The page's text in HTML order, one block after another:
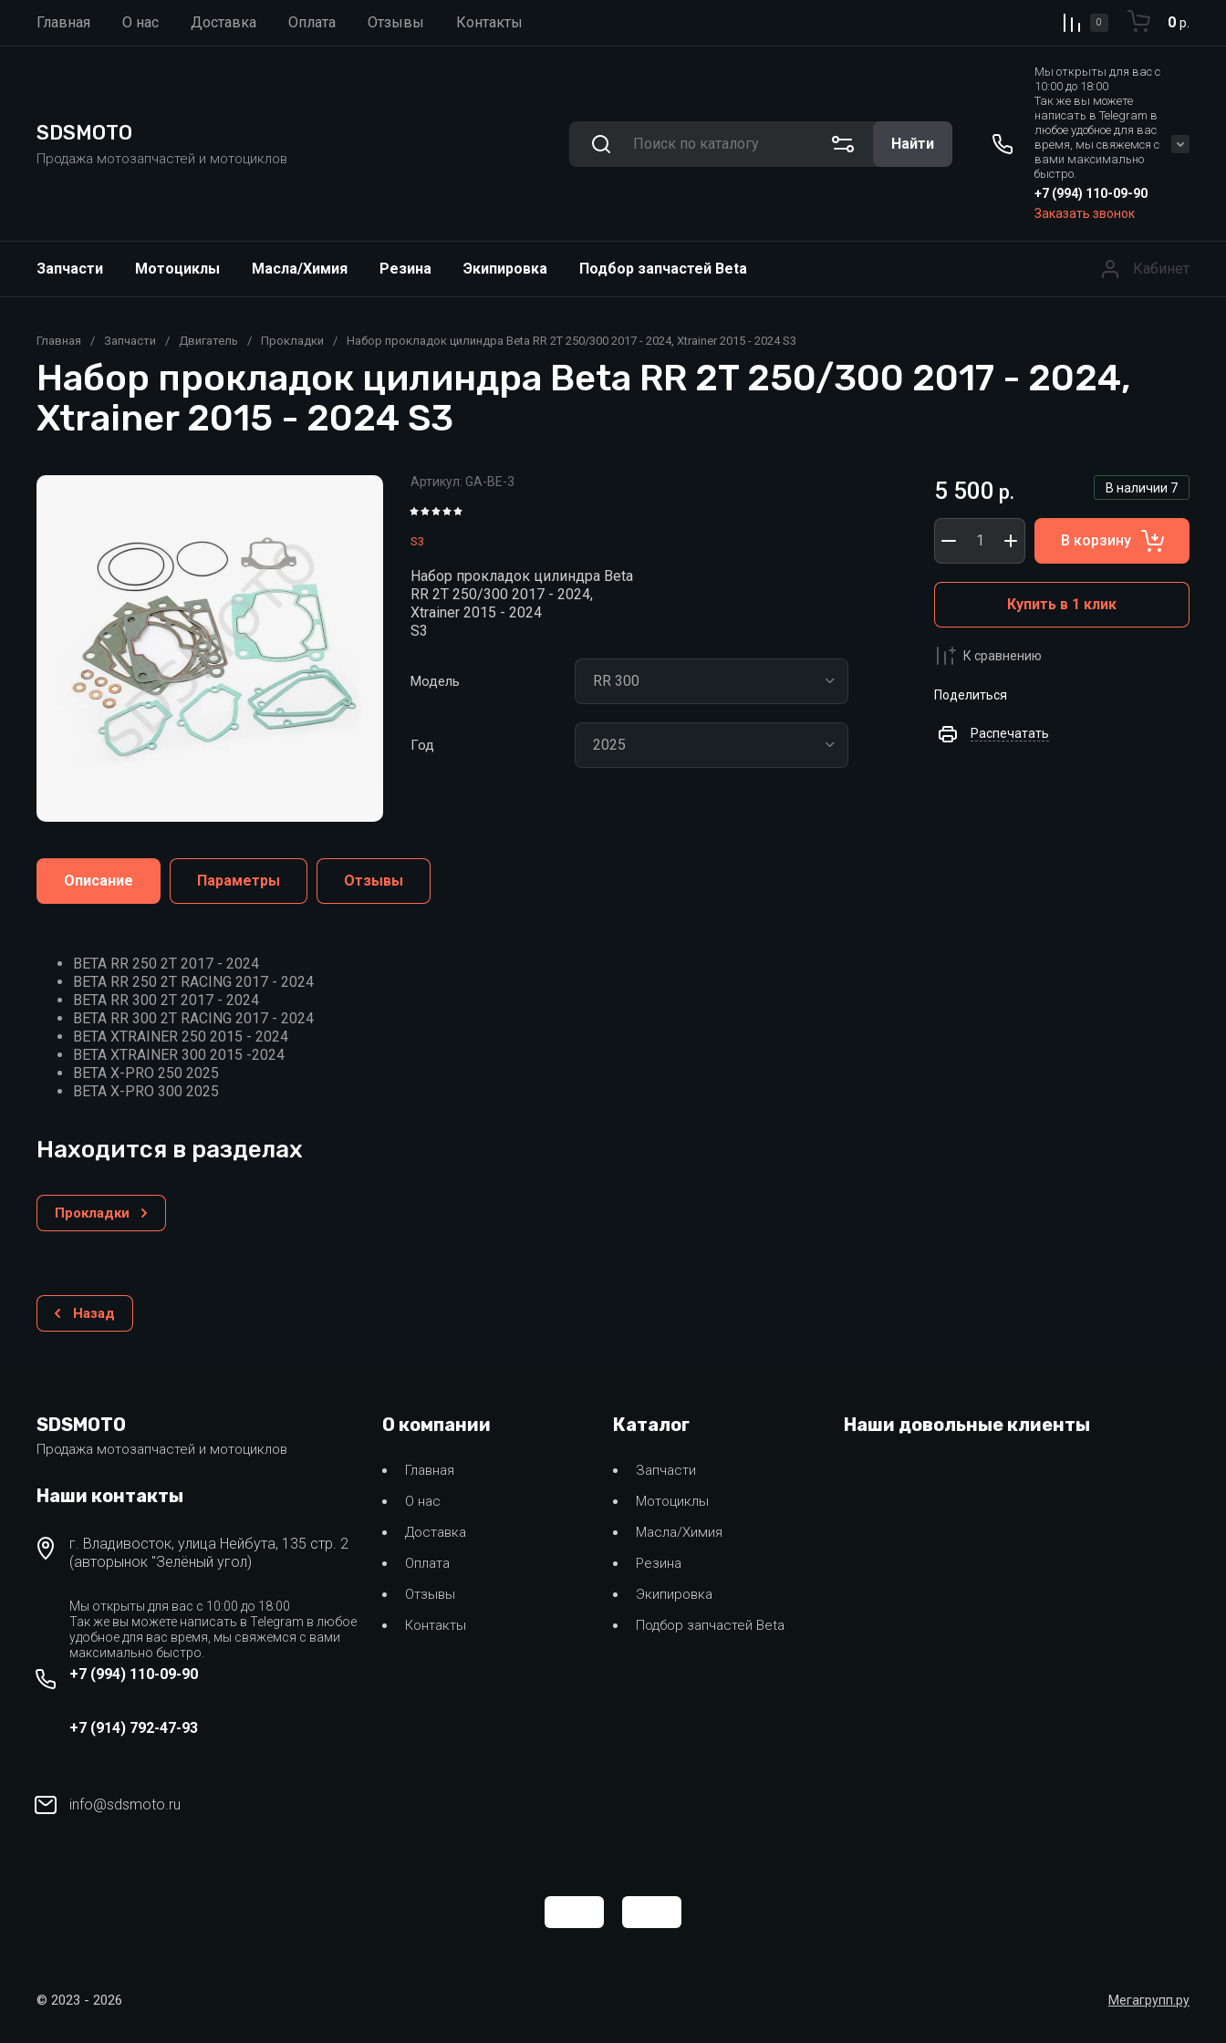
Главная О нас Доставка Оплата Отзывы Контакты 0 0 р.
SDSMOTO
Продажа мотозапчастей и мотоциклов
Найти
Мы открыты для вас с
10:00 до 18:00
Так же вы можете
написать в Telegram в
любое удобное для вас
время, мы свяжемся с
вами максимально
быстро.
+7 (994) 110-09-90
Заказать звонок
Запчасти Мотоциклы Масла/Химия Резина Экипировка Подбор запчастей Beta Кабинет
Главная / Запчасти / Двигатель / Прокладки / Набор прокладок цилиндра Beta RR 2T 250/300 2017 - 2024, Xtrainer 2015 - 2024 S3
Набор прокладок цилиндра Beta RR 2T 250/300 2017 - 2024,
Xtrainer 2015 - 2024 S3
Артикул: GA-BE-3
S3
Набор прокладок цилиндра Beta
RR 2T 250/300 2017 - 2024,
Xtrainer 2015 - 2024
S3
Модель
Год
В наличии 7
5 500 р.
В корзину
Купить в 1 клик
К сравнению
Поделиться
Распечатать
Описание Параметры Отзывы
BETA RR 250 2T 2017 - 2024
BETA RR 250 2T RACING 2017 - 2024
BETA RR 300 2T 2017 - 2024
BETA RR 300 2T RACING 2017 - 2024
BETA XTRAINER 250 2015 - 2024
BETA XTRAINER 300 2015 -2024
BETA X-PRO 250 2025
BETA X-PRO 300 2025
Находится в разделах
Прокладки
Назад
SDSMOTO
Продажа мотозапчастей и мотоциклов
Наши контакты
г. Владивосток, улица Нейбута, 135 стр. 2
(авторынок "Зелёный угол)
Мы открыты для вас с 10:00 до 18:00
Так же вы можете написать в Telegram в любое
удобное для вас время, мы свяжемся с вами
максимально быстро.
+7 (994) 110-09-90
+7 (914) 792-47-93
info@sdsmoto.ru
О компании
Главная
О нас
Доставка
Оплата
Отзывы
Контакты
Каталог
Запчасти
Мотоциклы
Масла/Химия
Резина
Экипировка
Подбор запчастей Beta
Наши довольные клиенты
© 2023 - 2026 Мегагрупп.ру